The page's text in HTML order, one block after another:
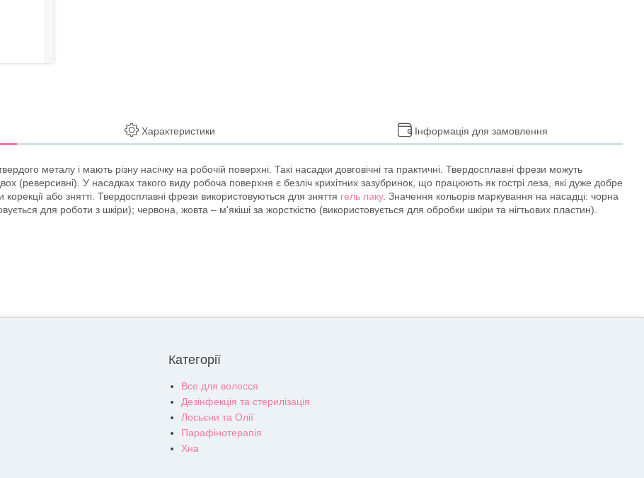
Характеристики Інформація для замовлення
металу і мають різну насічку на робочій поверхні. Такі насадки довговічні та практичні. Твердосплавні фрези можуть
(реверсивні). У насадках такого виду робоча поверхня є безліч крихітних зазубринок, що працюють як гострі леза, які дуже добре
або знятті. Твердосплавні фрези використовуються для зняття гель лаку. Значення кольорів маркування на насадці: чорна
для роботи з шкіри); червона, жовта – м'якіші за жорсткістю (використовується для обробки шкіри та нігтьових пластин).
Категорії
Все для волосся
Дезінфекція та стерилізація
Лосьєни та Олії
Парафінотерапія
Хна